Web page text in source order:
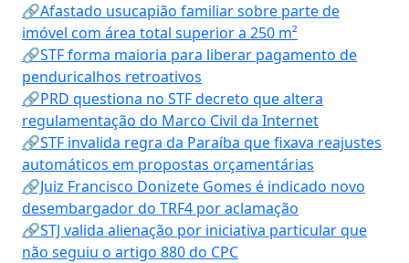
🔗Afastado usucapião familiar sobre parte de
imóvel com área total superior a 250 m²
🔗STF forma maioria para liberar pagamento de
penduricalhos retroativos
🔗PRD questiona no STF decreto que altera
regulamentação do Marco Civil da Internet
🔗STF invalida regra da Paraíba que fixava reajustes
automáticos em propostas orçamentárias
🔗Juiz Francisco Donizete Gomes é indicado novo
desembargador do TRF4 por aclamação
🔗STJ valida alienação por iniciativa particular que
não seguiu o artigo 880 do CPC